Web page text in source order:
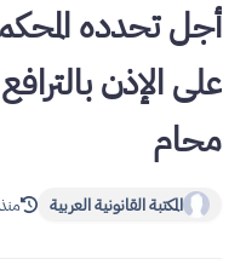
أجل تحدده
على الإذن
محام
المكتبة القانونية العربية منذ 5 سنة